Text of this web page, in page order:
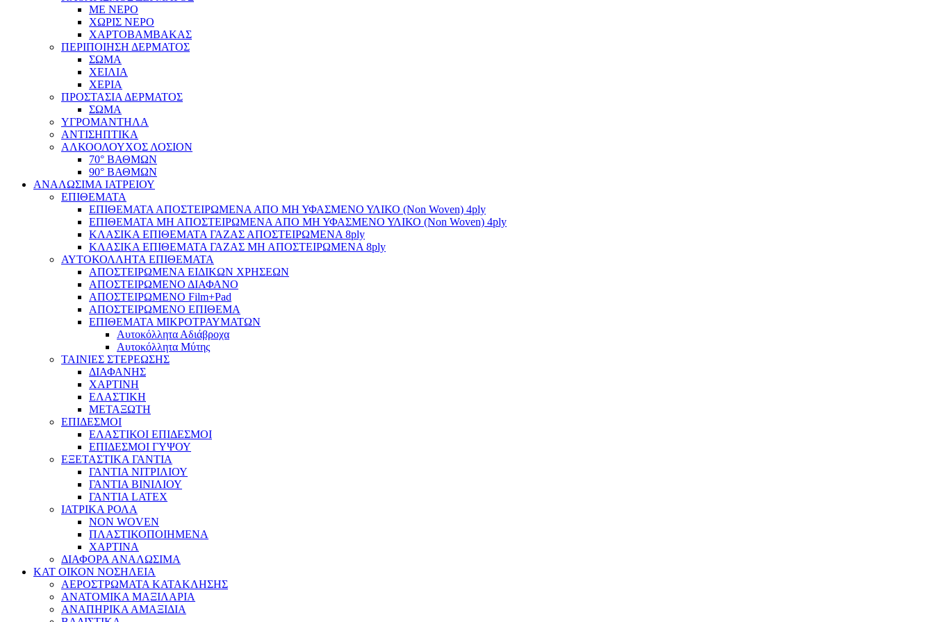
ΜΕ ΝΕΡΟ
ΧΩΡΙΣ ΝΕΡΟ
ΧΑΡΤΟΒΑΜΒΑΚΑΣ
ΠΕΡΙΠΟΙΗΣΗ ΔΕΡΜΑΤΟΣ
ΣΩΜΑ
ΧΕΙΛΙΑ
ΧΕΡΙΑ
ΠΡΟΣΤΑΣΙΑ ΔΕΡΜΑΤΟΣ
ΣΩΜΑ
ΥΓΡΟΜΑΝΤΗΛΑ
ΑΝΤΙΣΗΠΤΙΚΑ
ΑΛΚΟΟΛΟΥΧΟΣ ΛΟΣΙΟΝ
70° ΒΑΘΜΩΝ
90° ΒΑΘΜΩΝ
ΑΝΑΛΩΣΙΜΑ ΙΑΤΡΕΙΟΥ
ΕΠΙΘΕΜΑΤΑ
ΕΠΙΘΕΜΑΤΑ ΑΠΟΣΤΕΙΡΩΜΕΝΑ ΑΠΟ ΜΗ ΥΦΑΣΜΕΝΟ ΥΛΙΚΟ (Non Woven) 4ply
ΕΠΙΘΕΜΑΤΑ ΜΗ ΑΠΟΣΤΕΙΡΩΜΕΝΑ ΑΠΟ ΜΗ ΥΦΑΣΜΕΝΟ ΥΛΙΚΟ (Non Woven) 4ply
ΚΛΑΣΙΚΑ ΕΠΙΘΕΜΑΤΑ ΓΑΖΑΣ ΑΠΟΣΤΕΙΡΩΜΕΝΑ 8ply
ΚΛΑΣΙΚΑ ΕΠΙΘΕΜΑΤΑ ΓΑΖΑΣ ΜΗ ΑΠΟΣΤΕΙΡΩΜΕΝΑ 8ply
ΑΥΤΟΚΟΛΛΗΤΑ ΕΠΙΘΕΜΑΤΑ
ΑΠΟΣΤΕΙΡΩΜΕΝΑ ΕΙΔΙΚΩΝ ΧΡΗΣΕΩΝ
ΑΠΟΣΤΕΙΡΩΜΕΝΟ ΔΙΑΦΑΝΟ
ΑΠΟΣΤΕΙΡΩΜΕΝΟ Film+Pad
ΑΠΟΣΤΕΙΡΩΜΕΝΟ ΕΠΙΘΕΜΑ
ΕΠΙΘΕΜΑΤΑ ΜΙΚΡΟΤΡΑΥΜΑΤΩΝ
Αυτοκόλλητα Αδιάβροχα
Αυτοκόλλητα Μύτης
ΤΑΙΝΙΕΣ ΣΤΕΡΕΩΣΗΣ
ΔΙΑΦΑΝΗΣ
ΧΑΡΤΙΝΗ
ΕΛΑΣΤΙΚΗ
ΜΕΤΑΞΩΤΗ
ΕΠΙΔΕΣΜΟΙ
ΕΛΑΣΤΙΚΟΙ ΕΠΙΔΕΣΜΟΙ
ΕΠΙΔΕΣΜΟΙ ΓΥΨΟΥ
ΕΞΕΤΑΣΤΙΚΑ ΓΑΝΤΙΑ
ΓΑΝΤΙΑ ΝΙΤΡΙΛΙΟΥ
ΓΑΝΤΙΑ ΒΙΝΙΛΙΟΥ
ΓΑΝΤΙΑ LATEX
ΙΑΤΡΙΚΑ ΡΟΛΑ
NON WOVEN
ΠΛΑΣΤΙΚΟΠΟΙΗΜΕΝΑ
ΧΑΡΤΙΝΑ
ΔΙΑΦΟΡΑ ΑΝΑΛΩΣΙΜΑ
ΚΑΤ ΟΙΚΟΝ ΝΟΣΗΛΕΙΑ
ΑΕΡΟΣΤΡΩΜΑΤΑ ΚΑΤΑΚΛΗΣΗΣ
ΑΝΑΤΟΜΙΚΑ ΜΑΞΙΛΑΡΙΑ
ΑΝΑΠΗΡΙΚΑ ΑΜΑΞΙΔΙΑ